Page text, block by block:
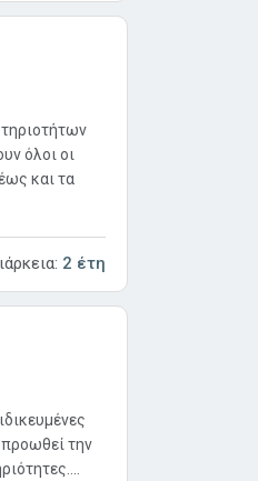
όλοι οι
και τα
2 έτη
προωθεί την